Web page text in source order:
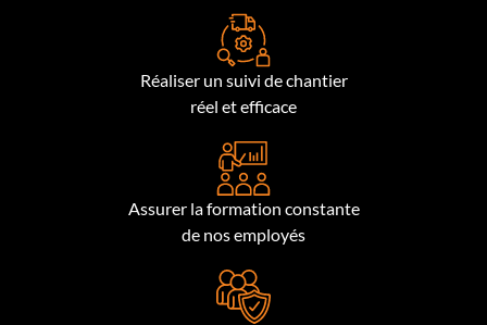
Réaliser un suivi de chantier
réel et efficace
Assurer la formation constante
de nos employés